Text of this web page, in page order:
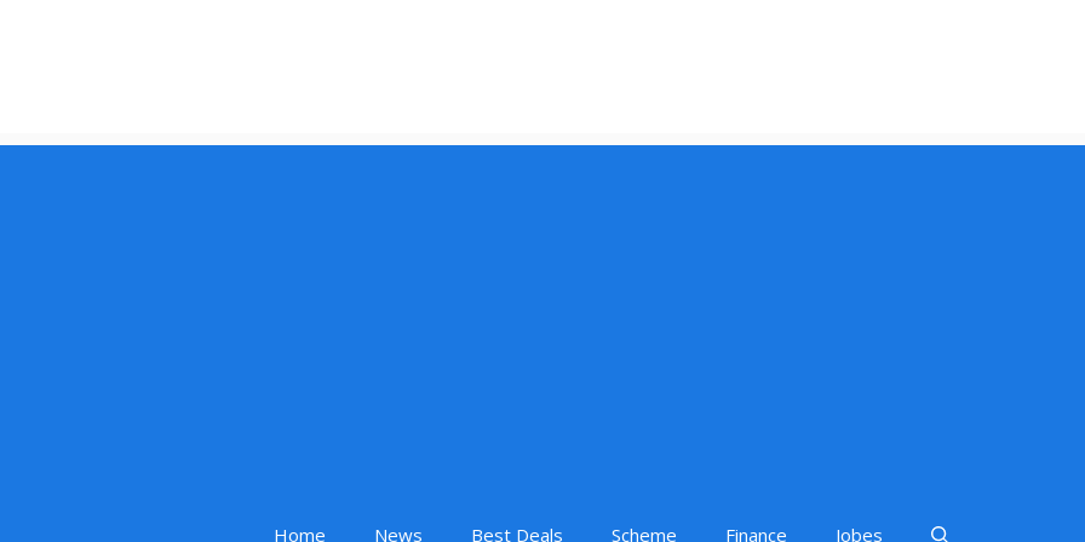
Home News Best Deals Scheme Finance Jobes